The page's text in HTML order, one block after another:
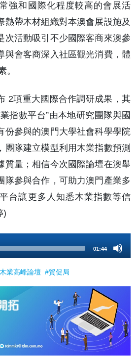
強和國際化程度較高的會展活
熱帶木材組織對本澳會展設施及
次活動吸引不少國際客商來澳參
與會客商深入社區觀光消費，體
。
2項重大國際合作調研成果，其
指數平台”由本地研究團隊與國
份參與的澳門大學社會科學學院
團隊建立模型利用木業指數預測
質量；相信今次國際論壇在澳舉
隊參與合作，可助力澳門產業多
台讓更多人知悉木業指數等信
)
01:44
業高峰論壇 #貿促局